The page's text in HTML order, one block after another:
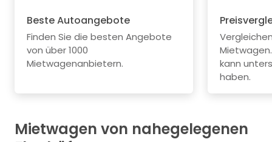
Beste Autoangebote
Finden Sie die besten Angebote
von über 1000
Mietwagenanbietern.
kann
haben.
Mietwagen von nahegelegenen